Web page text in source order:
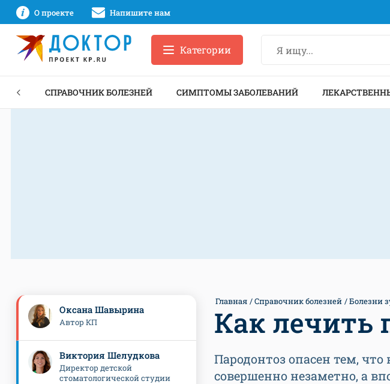
О проекте Напишите нам
Категории
СПРАВОЧНИК БОЛЕЗНЕЙ СИМПТОМЫ ЗАБОЛЕВАНИЙ
Главная Справочник болезней Болезни
Как лечить
Пародонтоз опасен тем,
совершенно незаметно, а
Оксана Шавырина
Автор КП
Виктория Шелудкова
Директор детской
стоматологической студии